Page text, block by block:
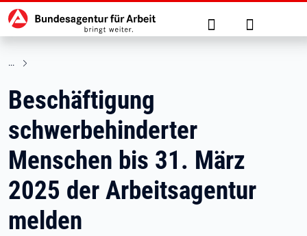
zu den Hauptinhalten springen
Hauptnavigation Suche Anmelden
Beschäftigung
schwerbehinderter
Menschen bis 31. März
2025 der Arbeitsagentur
melden